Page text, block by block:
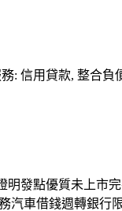
: 信用貸款, 整合負
明發點優質未上市
汽車借錢週轉銀行